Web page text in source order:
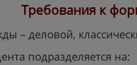
Требования к
– деловой,
подразделяется на: